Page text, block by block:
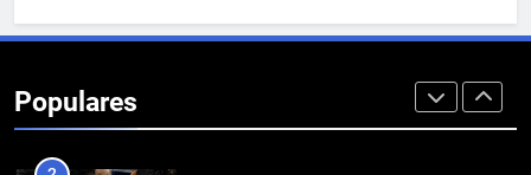
Populares